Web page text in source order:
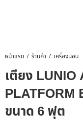
หน้าแรก ร้านค้า เครื่องนอน
เตียง LUNIO
PLATFORM
ขนาด 6 ฟุต